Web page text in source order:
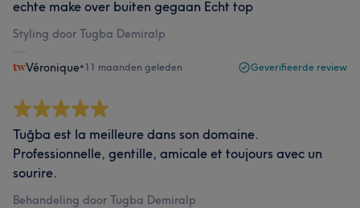
echte make over buiten gegaan Echt top
Styling door Tugba Demiralp
Véronique•11 maanden geleden Geverifieerde review
Tuğba est la meilleure dans son domaine.
Professionnelle, gentille, amicale et toujours avec un
sourire.
Behandeling door Tugba Demiralp